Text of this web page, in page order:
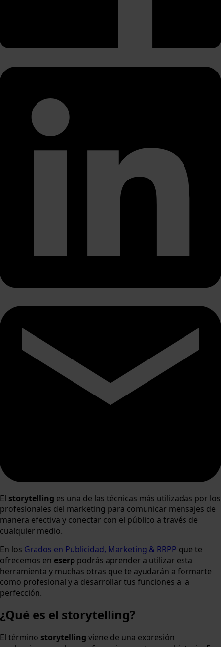
El storytelling es una de las técnicas más utilizadas por los
profesionales del marketing para comunicar mensajes de
manera efectiva y conectar con el público a través de
cualquier medio.
En los Grados en Publicidad, Marketing & RRPP que te
ofrecemos en eserp podrás aprender a utilizar esta
herramienta y muchas otras que te ayudarán a formarte
como profesional y a desarrollar tus funciones a la
perfección.
¿Qué es el storytelling?
El término storytelling viene de una expresión